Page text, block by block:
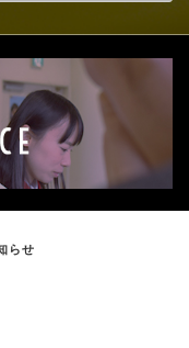
せ